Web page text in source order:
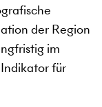
der Region
im
für